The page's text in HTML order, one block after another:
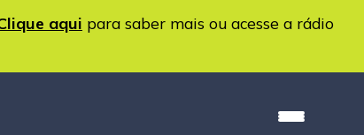
aqui para saber mais ou acesse a rádio